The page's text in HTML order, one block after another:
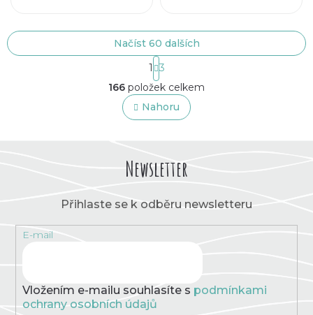
O
v
l
á
c
í
r
v
k
i
s
Načíst 60 dalších
S
t
r
á
n
k
n
í
1
3
166 položek celkem
Nahoru
Newsletter
Přihlaste se k odběru newsletteru
E-mail
Vložením e-mailu souhlasíte s podmínkami
ochrany osobních údajů